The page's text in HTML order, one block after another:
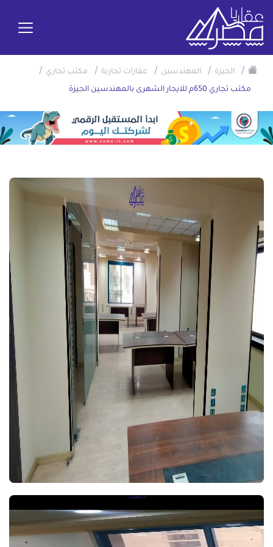
/ الجيزة / المهندسين / عقارات تجارية / مكتب تجاري /
مكتب تجاري 650م للايجار الشهرى بالمهندسين الجيزة